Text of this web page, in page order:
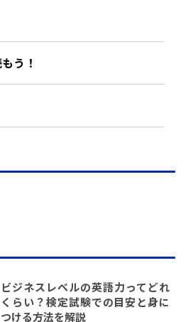
う！
ビジネスレベルの英語力ってどれ
くらい？検定試験での目安と身に
つける方法を解説